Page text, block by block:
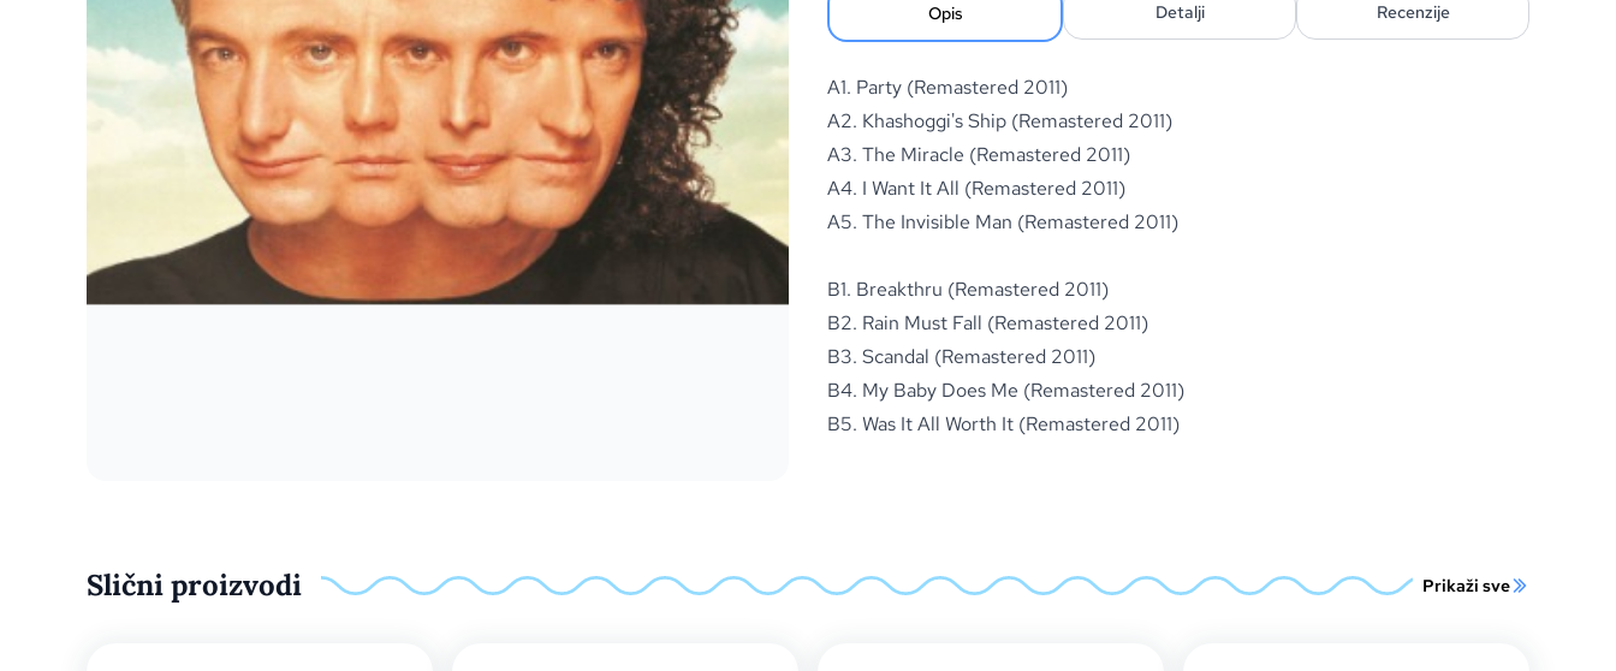
Opis Detalji Recenzije
A1. Party (Remastered 2011)
A2. Khashoggi's Ship (Remastered 2011)
A3. The Miracle (Remastered 2011)
A4. I Want It All (Remastered 2011)
A5. The Invisible Man (Remastered 2011)
B1. Breakthru (Remastered 2011)
B2. Rain Must Fall (Remastered 2011)
B3. Scandal (Remastered 2011)
B4. My Baby Does Me (Remastered 2011)
B5. Was It All Worth It (Remastered 2011)
Slični proizvodi Prikaži sve